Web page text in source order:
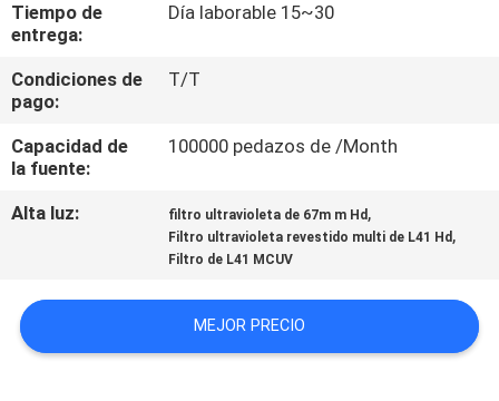
ÉNTRENOS
EN
CONTACTO
CON
CITA
Tiempo de
entrega:
Día laborable 15~30
Condiciones de
pago:
T/T
Capacidad de
la fuente:
100000 pedazos de /Month
Alta luz: filtro ultravioleta de 67m m Hd ,
Filtro ultravioleta revestido multi de L41 Hd ,
Filtro de L41 MCUV
MEJOR PRECIO